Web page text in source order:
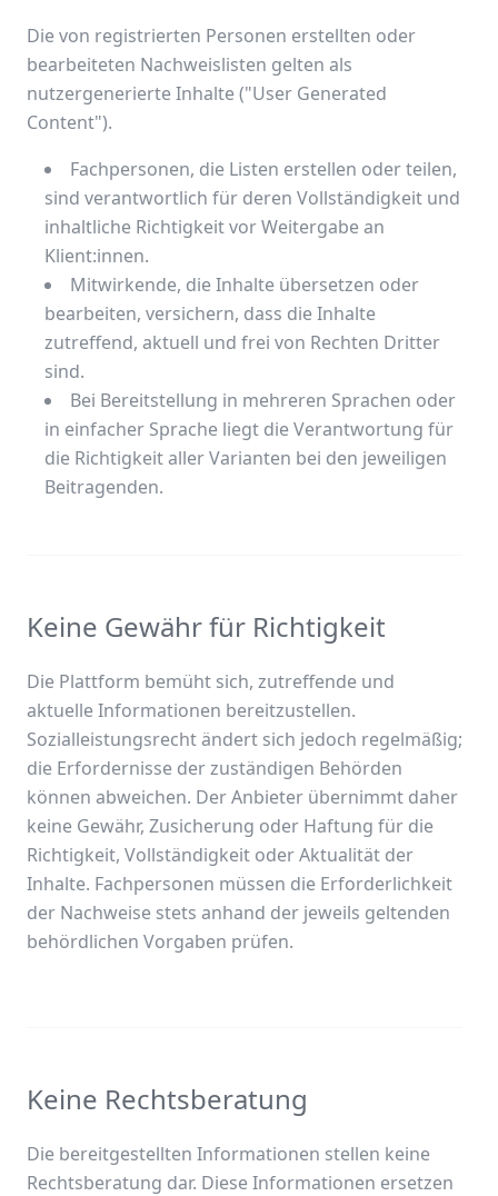
Die von registrierten Personen erstellten oder
bearbeiteten Nachweislisten gelten als
nutzergenerierte Inhalte ("User Generated
Content").
Fachpersonen, die Listen erstellen oder teilen,
sind verantwortlich für deren Vollständigkeit und
inhaltliche Richtigkeit vor Weitergabe an
Klient:innen.
Mitwirkende, die Inhalte übersetzen oder
bearbeiten, versichern, dass die Inhalte
zutreffend, aktuell und frei von Rechten Dritter
sind.
Bei Bereitstellung in mehreren Sprachen oder
in einfacher Sprache liegt die Verantwortung für
die Richtigkeit aller Varianten bei den jeweiligen
Beitragenden.
Keine Gewähr für Richtigkeit
Die Plattform bemüht sich, zutreffende und
aktuelle Informationen bereitzustellen.
Sozialleistungsrecht ändert sich jedoch regelmäßig;
die Erfordernisse der zuständigen Behörden
können abweichen. Der Anbieter übernimmt daher
keine Gewähr, Zusicherung oder Haftung für die
Richtigkeit, Vollständigkeit oder Aktualität der
Inhalte. Fachpersonen müssen die Erforderlichkeit
der Nachweise stets anhand der jeweils geltenden
behördlichen Vorgaben prüfen.
Keine Rechtsberatung
Die bereitgestellten Informationen stellen keine
Rechtsberatung dar. Diese Informationen ersetzen